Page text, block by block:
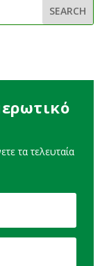
τα τελευταία